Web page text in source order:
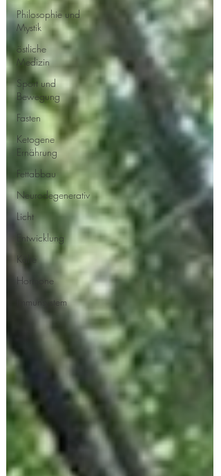
Philosophie und
Mystik
östliche
Medizin
Sport und
Bewegung
Fasten
Ketogene
Ernährung
Fettabbau
Neurodegenerativ
Licht
Entwicklung
Kälte
Hormone
Immunsystem